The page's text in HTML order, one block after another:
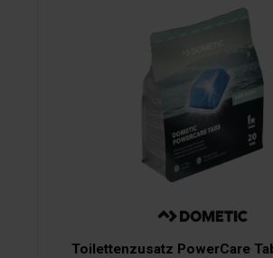
Toilettenzusatz PowerCare